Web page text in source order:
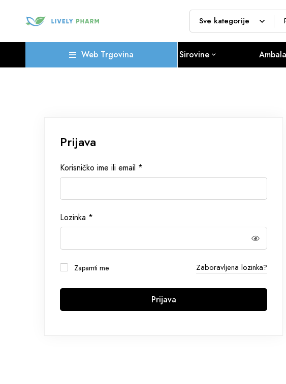
Web Trgovina Sirovine
Prijava
Korisničko ime ili email *
Lozinka *
Zapamti me Zaboravljena lozinka?
Prijava